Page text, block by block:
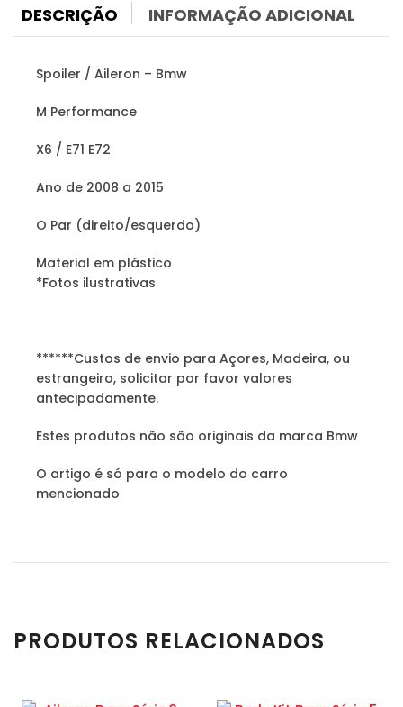
a
DESCRIÇÃO INFORMAÇÃO ADICIONAL
Spoiler / Aileron – Bmw
M Performance
X6 / E71 E72
Ano de 2008 a 2015
O Par (direito/esquerdo)
Material em plástico
*Fotos ilustrativas
******Custos de envio para Açores, Madeira, ou
estrangeiro, solicitar por favor valores
antecipadamente.
Estes produtos não são originais da marca Bmw
O artigo é só para o modelo do carro
mencionado
PRODUTOS RELACIONADOS